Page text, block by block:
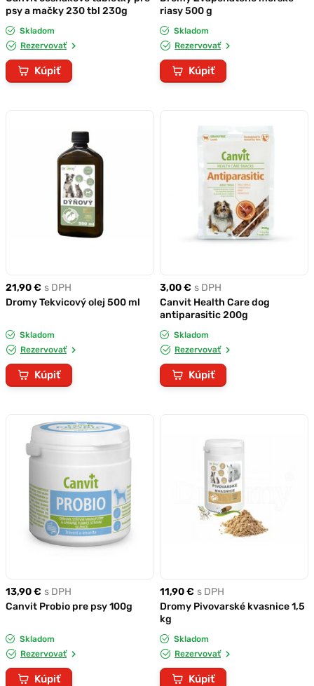
psy a mačky 230 tbl 230g
Skladom
Rezervovať
Kúpiť
riasy 500 g
Skladom
Rezervovať
Kúpiť
21,90 € s DPH
Dromy Tekvicový olej 500 ml
Skladom
Rezervovať
Kúpiť
3,00 € s DPH
Canvit Health Care dog
antiparasitic 200g
Skladom
Rezervovať
Kúpiť
13,90 € s DPH
Canvit Probio pre psy 100g
Skladom
Rezervovať
Kúpiť
11,90 € s DPH
Dromy Pivovarské kvasnice 1,5
kg
Skladom
Rezervovať
Kúpiť